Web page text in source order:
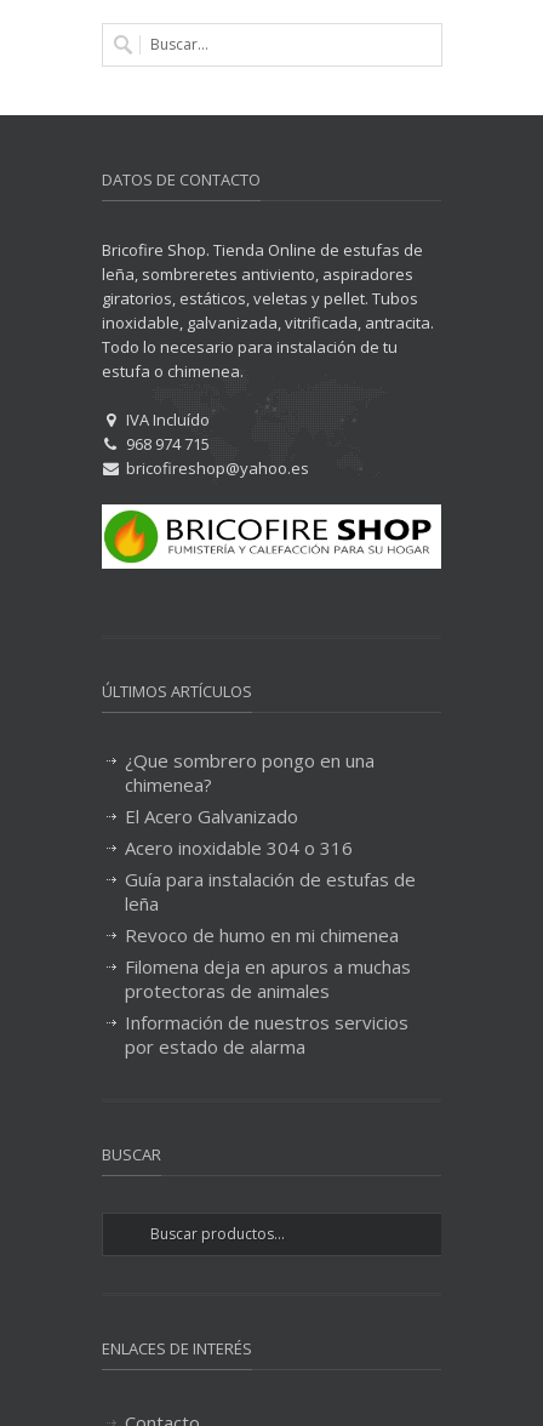
DATOS DE CONTACTO
Bricofire Shop. Tienda Online de estufas de
leña, sombreretes antiviento, aspiradores
giratorios, estáticos, veletas y pellet. Tubos
inoxidable, galvanizada, vitrificada, antracita.
Todo lo necesario para instalación de tu
estufa o chimenea.
IVA Incluído
968 974 715
bricofireshop@yahoo.es
ÚLTIMOS ARTÍCULOS
¿Que sombrero pongo en una
chimenea?
El Acero Galvanizado
Acero inoxidable 304 o 316
Guía para instalación de estufas de
leña
Revoco de humo en mi chimenea
Filomena deja en apuros a muchas
protectoras de animales
Información de nuestros servicios
por estado de alarma
BUSCAR
ENLACES DE INTERÉS